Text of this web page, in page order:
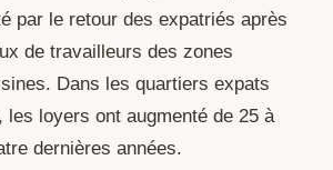
par le retour des expatriés après
de travailleurs des zones
Dans les quartiers expats
les loyers ont augmenté de 25 à
dernières années.